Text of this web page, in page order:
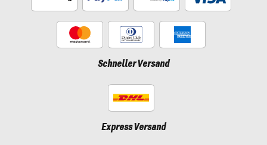
Schneller Versand
Express Versand